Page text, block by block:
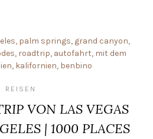
REISEN
VON LAS VEGAS
| 1000 PLACES